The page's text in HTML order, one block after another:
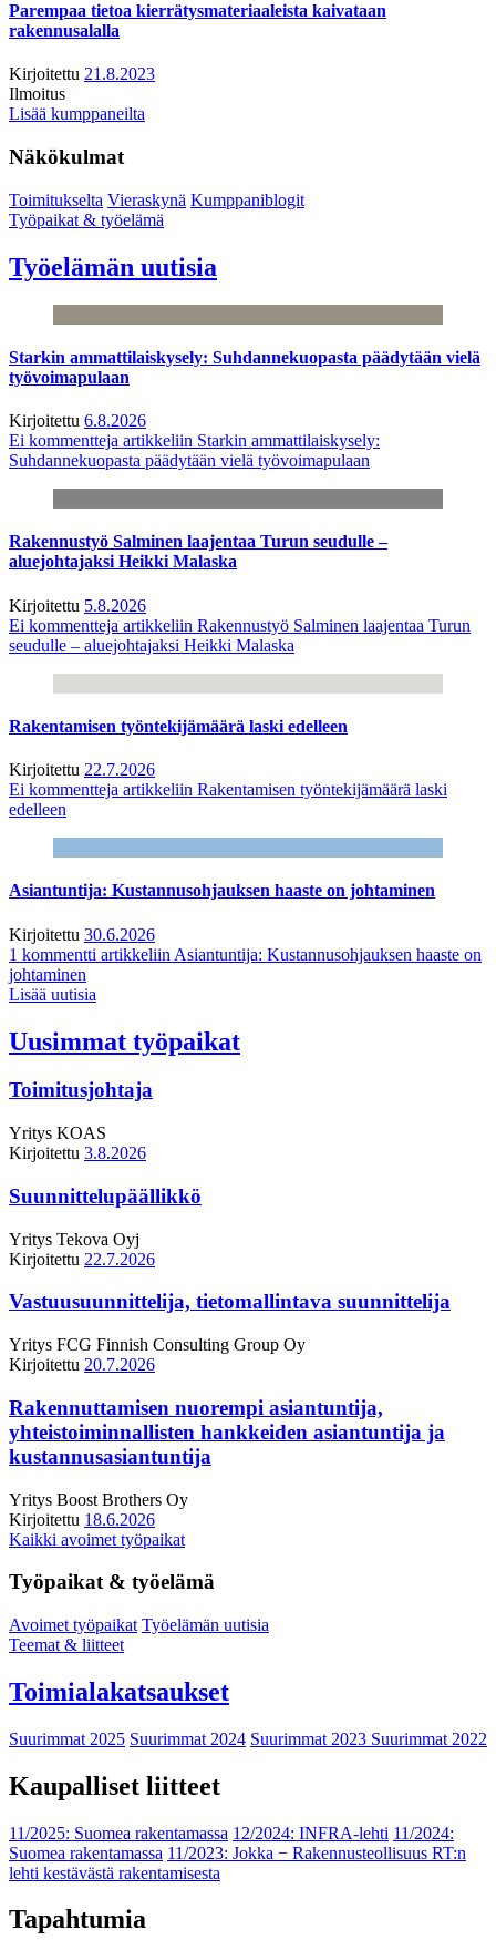
Parempaa tietoa kierrätysmateriaaleista kaivataan
rakennusalalla
Kirjoitettu 21.8.2023
Ilmoitus
Lisää kumppaneilta
Näkökulmat
Toimitukselta Vieraskynä Kumppaniblogit
Työpaikat & työelämä
Työelämän uutisia
Starkin ammattilaiskysely: Suhdannekuopasta päädytään vielä
työvoimapulaan
Kirjoitettu 6.8.2026
Ei kommentteja artikkeliin Starkin ammattilaiskysely:
Suhdannekuopasta päädytään vielä työvoimapulaan
Rakennustyö Salminen laajentaa Turun seudulle –
aluejohtajaksi Heikki Malaska
Kirjoitettu 5.8.2026
Ei kommentteja artikkeliin Rakennustyö Salminen laajentaa Turun
seudulle – aluejohtajaksi Heikki Malaska
Rakentamisen työntekijämäärä laski edelleen
Kirjoitettu 22.7.2026
Ei kommentteja artikkeliin Rakentamisen työntekijämäärä laski
edelleen
Asiantuntija: Kustannusohjauksen haaste on johtaminen
Kirjoitettu 30.6.2026
1 kommentti artikkeliin Asiantuntija: Kustannusohjauksen haaste on
johtaminen
Lisää uutisia
Uusimmat työpaikat
Toimitusjohtaja
Yritys KOAS
Kirjoitettu 3.8.2026
Suunnittelupäällikkö
Yritys Tekova Oyj
Kirjoitettu 22.7.2026
Vastuusuunnittelija, tietomallintava suunnittelija
Yritys FCG Finnish Consulting Group Oy
Kirjoitettu 20.7.2026
Rakennuttamisen nuorempi asiantuntija,
yhteistoiminnallisten hankkeiden asiantuntija ja
kustannusasiantuntija
Yritys Boost Brothers Oy
Kirjoitettu 18.6.2026
Kaikki avoimet työpaikat
Työpaikat & työelämä
Avoimet työpaikat Työelämän uutisia
Teemat & liitteet
Toimialakatsaukset
Suurimmat 2025 Suurimmat 2024 Suurimmat 2023 Suurimmat 2022
Kaupalliset liitteet
11/2025: Suomea rakentamassa 12/2024: INFRA-lehti 11/2024:
Suomea rakentamassa 11/2023: Jokka − Rakennusteollisuus RT:n
lehti kestävästä rakentamisesta
Tapahtumia